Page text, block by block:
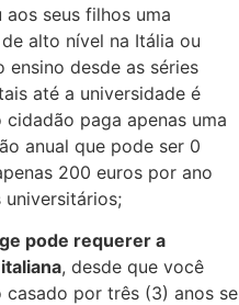
aos seus filhos uma
alto nível na Itália ou
ensino desde as séries
até a universidade é
paga apenas uma
anual que pode ser 0
200 euros por ano
universitários;
pode requerer a
, desde que você
casado por três (3) anos se